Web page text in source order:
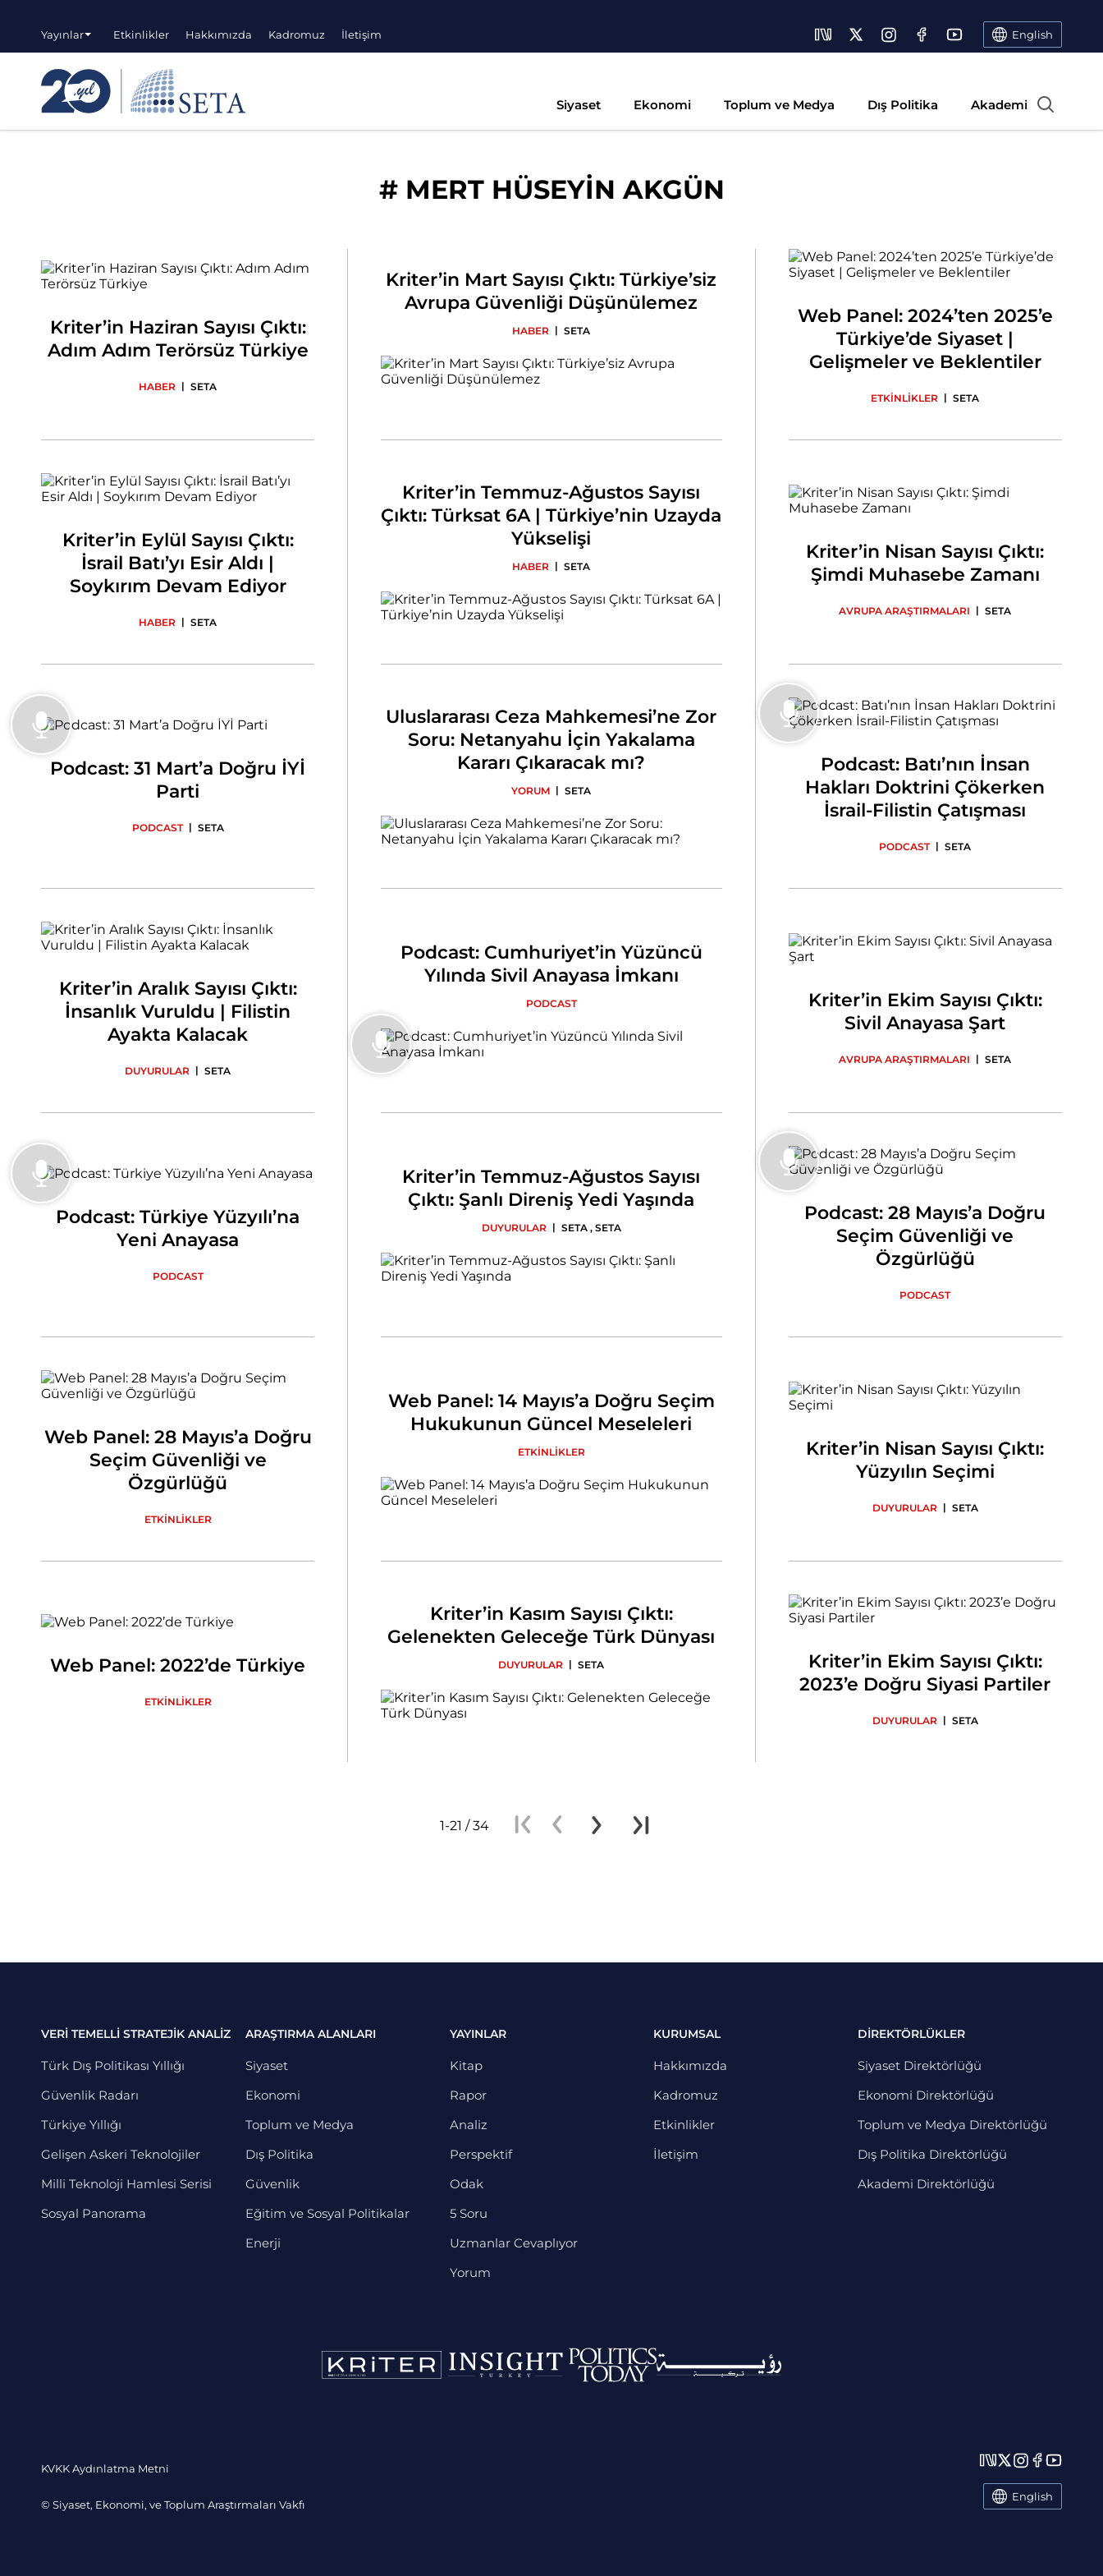
Yayınlar Etkinlikler Hakkımızda Kadromuz İletişim English
Siyaset Ekonomi Toplum ve Medya Dış Politika Akademi
# MERT HÜSEYİN AKGÜN
Kriter’in Haziran Sayısı Çıktı:
Adım Adım Terörsüz Türkiye
HABER | SETA
Kriter’in Mart Sayısı Çıktı: Türkiye’siz
Avrupa Güvenliği Düşünülemez
HABER | SETA
Web Panel: 2024’ten 2025’e
Türkiye’de Siyaset |
Gelişmeler ve Beklentiler
ETKİNLİKLER | SETA
Kriter’in Eylül Sayısı Çıktı:
İsrail Batı’yı Esir Aldı |
Soykırım Devam Ediyor
HABER | SETA
Kriter’in Temmuz-Ağustos Sayısı
Çıktı: Türksat 6A | Türkiye’nin Uzayda
Yükselişi
HABER | SETA
Kriter’in Nisan Sayısı Çıktı:
Şimdi Muhasebe Zamanı
AVRUPA ARAŞTIRMALARI | SETA
Podcast: 31 Mart’a Doğru İYİ
Parti
PODCAST | SETA
Uluslararası Ceza Mahkemesi’ne Zor
Soru: Netanyahu İçin Yakalama
Kararı Çıkaracak mı?
YORUM | SETA
Podcast: Batı’nın İnsan
Hakları Doktrini Çökerken
İsrail-Filistin Çatışması
PODCAST | SETA
Kriter’in Aralık Sayısı Çıktı:
İnsanlık Vuruldu | Filistin
Ayakta Kalacak
DUYURULAR | SETA
Podcast: Cumhuriyet’in Yüzüncü
Yılında Sivil Anayasa İmkanı
PODCAST
Kriter’in Ekim Sayısı Çıktı:
Sivil Anayasa Şart
AVRUPA ARAŞTIRMALARI | SETA
Podcast: Türkiye Yüzyılı’na
Yeni Anayasa
PODCAST
Kriter’in Temmuz-Ağustos Sayısı
Çıktı: Şanlı Direniş Yedi Yaşında
DUYURULAR | SETA , SETA
Podcast: 28 Mayıs’a Doğru
Seçim Güvenliği ve
Özgürlüğü
PODCAST
Web Panel: 28 Mayıs’a Doğru
Seçim Güvenliği ve
Özgürlüğü
ETKİNLİKLER
Web Panel: 14 Mayıs’a Doğru Seçim
Hukukunun Güncel Meseleleri
ETKİNLİKLER
Kriter’in Nisan Sayısı Çıktı:
Yüzyılın Seçimi
DUYURULAR | SETA
Web Panel: 2022’de Türkiye
ETKİNLİKLER
Kriter’in Kasım Sayısı Çıktı:
Gelenekten Geleceğe Türk Dünyası
DUYURULAR | SETA
Kriter’in Ekim Sayısı Çıktı:
2023’e Doğru Siyasi Partiler
DUYURULAR | SETA
1-21 / 34
VERİ TEMELLİ STRATEJİK ANALİZ
Türk Dış Politikası Yıllığı
Güvenlik Radarı
Türkiye Yıllığı
Gelişen Askeri Teknolojiler
Milli Teknoloji Hamlesi Serisi
Sosyal Panorama
ARAŞTIRMA ALANLARI
Siyaset
Ekonomi
Toplum ve Medya
Dış Politika
Güvenlik
Eğitim ve Sosyal Politikalar
Enerji
YAYINLAR
Kitap
Rapor
Analiz
Perspektif
Odak
5 Soru
Uzmanlar Cevaplıyor
Yorum
KURUMSAL
Hakkımızda
Kadromuz
Etkinlikler
İletişim
DİREKTÖRLÜKLER
Siyaset Direktörlüğü
Ekonomi Direktörlüğü
Toplum ve Medya Direktörlüğü
Dış Politika Direktörlüğü
Akademi Direktörlüğü
KVKK Aydınlatma Metni
© Siyaset, Ekonomi, ve Toplum Araştırmaları Vakfı
English